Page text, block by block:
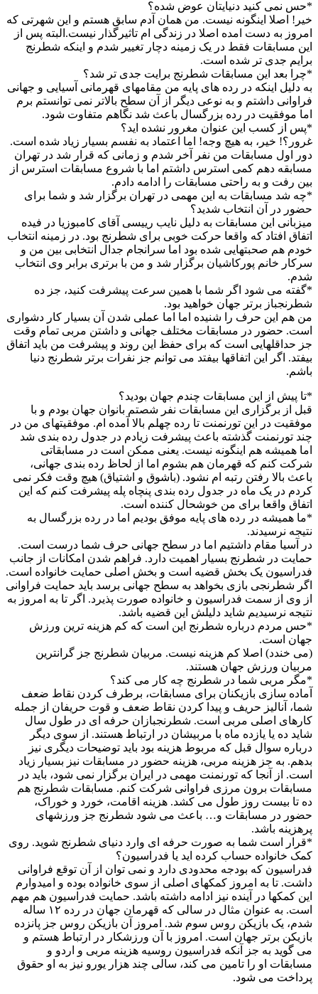
*حس نمی کنید دنیایتان عوض شده؟
خیر! اصلا اینگونه نیست. من همان آدم سابق هستم و این شهرتی که
امروز به دست امده اصلا در زندگی ام تاثیرگذار نیست.البته پس از
این مسابقات فقط در یک زمینه دچار تغییر شدم و اینکه شطرنج
برایم جدی تر شده است.
*چرا بعد این مسابقات شطرنج برایت جدی تر شد؟
به دلیل اینکه در رده های پایه من مقامهای قهرمانی آسیایی و جهانی
فراوانی داشتم و به نوعی دیگر از آن سطح بالاتر نمی توانستم برم
اما موفقیت در رده بزرگسال باعث شد نگاهم متفاوت شود.
*پس از کسب این عنوان مغرور نشده اید؟
غرور؟! خیر، به هیچ وجه! اما اعتماد به نفسم بسیار زیاد شده است.
دور اول مسابقات من نفر آخر شدم و زمانی که قرار شد در تهران
مسابقه دهم کمی استرس داشتم اما با شروع مسابقات استرس از
بین رفت و به راحتی مسابقات را ادامه دادم.
*چه شد مسابقات به این مهمی در تهران برگزار شد و شما برای
حضور در آن انتخاب شدید؟
میزبانی این مسابقات به دلیل نایب رییسی آقای کامبوزیا در فیده
اتفاق افتاد که واقعا حرکت خوبی برای شطرنج بود. در زمینه انتخاب
خودم هم صحبتهایی شده بود اما سرانجام جدال انتخابی بین من و
سرکار خانم پورکاشیان برگزار شد و من با برتری برابر وی انتخاب
شدم.
*گفته می شود اگر شما با همین سرعت پیشرفت کنید، جز ده
شطرنجباز برتر جهان خواهید بود.
من هم این حرف را شنیده اما اما عملی شدن آن بسیار کار دشواری
است. حضور در مسابقات مختلف جهانی و داشتن مربی تمام وقت
جز حداقلهایی است که برای حفظ این روند و پیشرفت من باید اتفاق
بیفتد. اگر این اتفاقها بیفتد می توانم جز نفرات برتر شطرنج دنیا
باشم.
*تا پیش از این مسابقات چندم جهان بودید؟
قبل از برگزاری این مسابقات نفر شصتم بانوان جهان بودم و با
موفقیت در این تورنمنت تا رده چهلم بالا آمده ام. موفقیتهای من در
چند تورنمنت گذشته باعث پیشرفت زیادم در جدول رده بندی شد
اما همیشه هم اینگونه نیست. یعنی ممکن است در مسابقاتی
شرکت کنم که قهرمان هم بشوم اما از لحاظ رده بندی جهانی،
باعث بالا رفتن رتبه ام نشود. (باشوق و اشتیاق) هیچ وقت فکر نمی
کردم در یک ماه در جدول رده بندی پنچاه پله پیشرفت کنم که این
اتفاق واقعا برای من خوشحال کننده است.
*ما همیشه در رده های پایه موفق بودیم اما در رده بزرگسال به
نتیجه نرسیدند.
در آسیا مقام داشتیم اما در سطح جهانی حرف شما درست است.
حمایت در شطرنج بسیار اهمیت دارد. فراهم شدن امکانات از جانب
فدراسیون یک بخش قضیه است و بخش اصلی حمایت خانواده است.
اگر شطرنجی بازی بخواهد به سطح جهانی برسد باید حمایت فراوانی
از وی از سمت فدراسیون و خانواده صورت پذیرد. اگر تا به امروز به
نتیجه نرسیدیم شاید دلیلش این قضیه باشد.
*حس مردم درباره شطرنج این است که کم هزینه ترین ورزش
جهان است.
(می خندد) اصلا کم هزینه نیست. مربیان شطرنج جز گرانترین
مربیان ورزش جهان هستند.
*مگر مربی شما در شطرنج چه کار می کند؟
آماده سازی بازیکنان برای مسابقات، برطرف کردن نقاط ضعف
شما، آنالیز حریف و پیدا کردن نقاط ضعف و قوت حریفان از جمله
کارهای اصلی مربی است. شطرنجبازان حرفه ای در طول سال
شاید ده یا یازده ماه با مربیشان در ارتباط هستند. از سوی دیگر
درباره سوال قبل که مربوط هزینه بود باید توضیحات دیگری نیز
بدهم. به جز هزینه مربی، هزینه حضور در مسابقات نیز بسیار زیاد
است. از آنجا که تورنمنت مهمی در ایران برگزار نمی شود، باید در
مسابقات برون مرزی فراوانی شرکت کنم. مسابقات شطرنج هم
ده تا بیست روز طول می کشد. هزینه اقامت، خورد و خوراک،
حضور در مسابقات و… باعث می شود شطرنج جز ورزشهای
پرهزینه باشد.
*قرار است شما به صورت حرفه ای وارد دنیای شطرنج شوید. روی
کمک خانواده حساب کرده اید یا فدراسیون؟
فدراسیون که بودجه محدودی دارد و نمی توان از آن توقع فراوانی
داشت. تا به امروز کمکهای اصلی از سوی خانواده بوده و امیدوارم
این کمکها در آینده نیز ادامه داشته باشد. حمایت فدراسیون هم مهم
است. به عنوان مثال در سالی که قهرمان جهان در رده ۱۲ ساله
شدم، یک بازیکن روس سوم شد. امروز آن بازیکن روس جز پانزده
بازیکن برتر جهان است. امروز با آن ورزشکار در ارتباط هستم و
می گوید به جز آنکه فدراسیون روسیه هزینه مربی و اردو و
مسابقات او را تامین می کند، سالی چند هزار یورو نیز به او حقوق
پرداخت می شود.